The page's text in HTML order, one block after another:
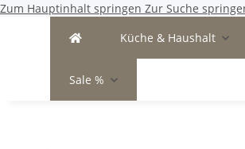
Zum Hauptinhalt springen Zur Suche
Küche & Haushalt
Sale %